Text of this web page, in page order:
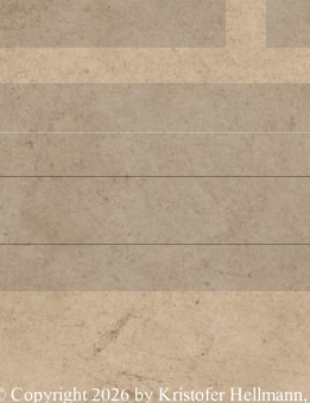
Der
Dunkelheit
Copyright 2026 by Kristofer Hellmann,